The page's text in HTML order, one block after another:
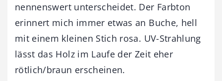
nennenswert unterscheidet. Der Farbton
erinnert mich immer etwas an Buche, hell
mit einem kleinen Stich rosa. UV-Strahlung
lässt das Holz im Laufe der Zeit eher
rötlich/braun erscheinen.